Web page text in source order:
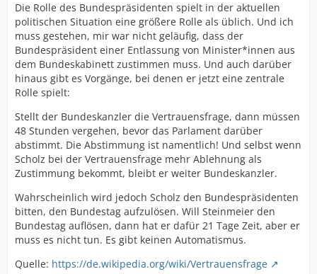
Die Rolle des Bundespräsidenten spielt in der aktuellen
politischen Situation eine größere Rolle als üblich. Und ich
muss gestehen, mir war nicht geläufig, dass der
Bundespräsident einer Entlassung von Minister*innen aus
dem Bundeskabinett zustimmen muss. Und auch darüber
hinaus gibt es Vorgänge, bei denen er jetzt eine zentrale
Rolle spielt:
Stellt der Bundeskanzler die Vertrauensfrage, dann müssen
48 Stunden vergehen, bevor das Parlament darüber
abstimmt. Die Abstimmung ist namentlich! Und selbst wenn
Scholz bei der Vertrauensfrage mehr Ablehnung als
Zustimmung bekommt, bleibt er weiter Bundeskanzler.
Wahrscheinlich wird jedoch Scholz den Bundespräsidenten
bitten, den Bundestag aufzulösen. Will Steinmeier den
Bundestag auflösen, dann hat er dafür 21 Tage Zeit, aber er
muss es nicht tun. Es gibt keinen Automatismus.
Quelle: https://de.wikipedia.org/wiki/Vertrauensfrage